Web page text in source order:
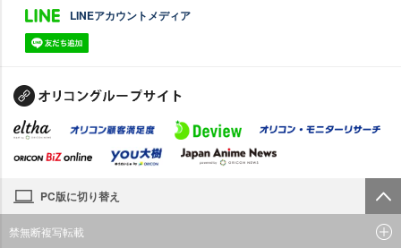
LINEアカウントメディア
PC版に切り替え
禁無断複写転載